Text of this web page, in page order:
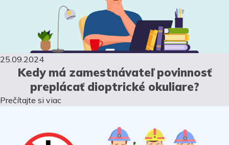
25.09.2024
Kedy má zamestnávateľ povinnosť
preplácať dioptrické okuliare?
Prečítajte si viac